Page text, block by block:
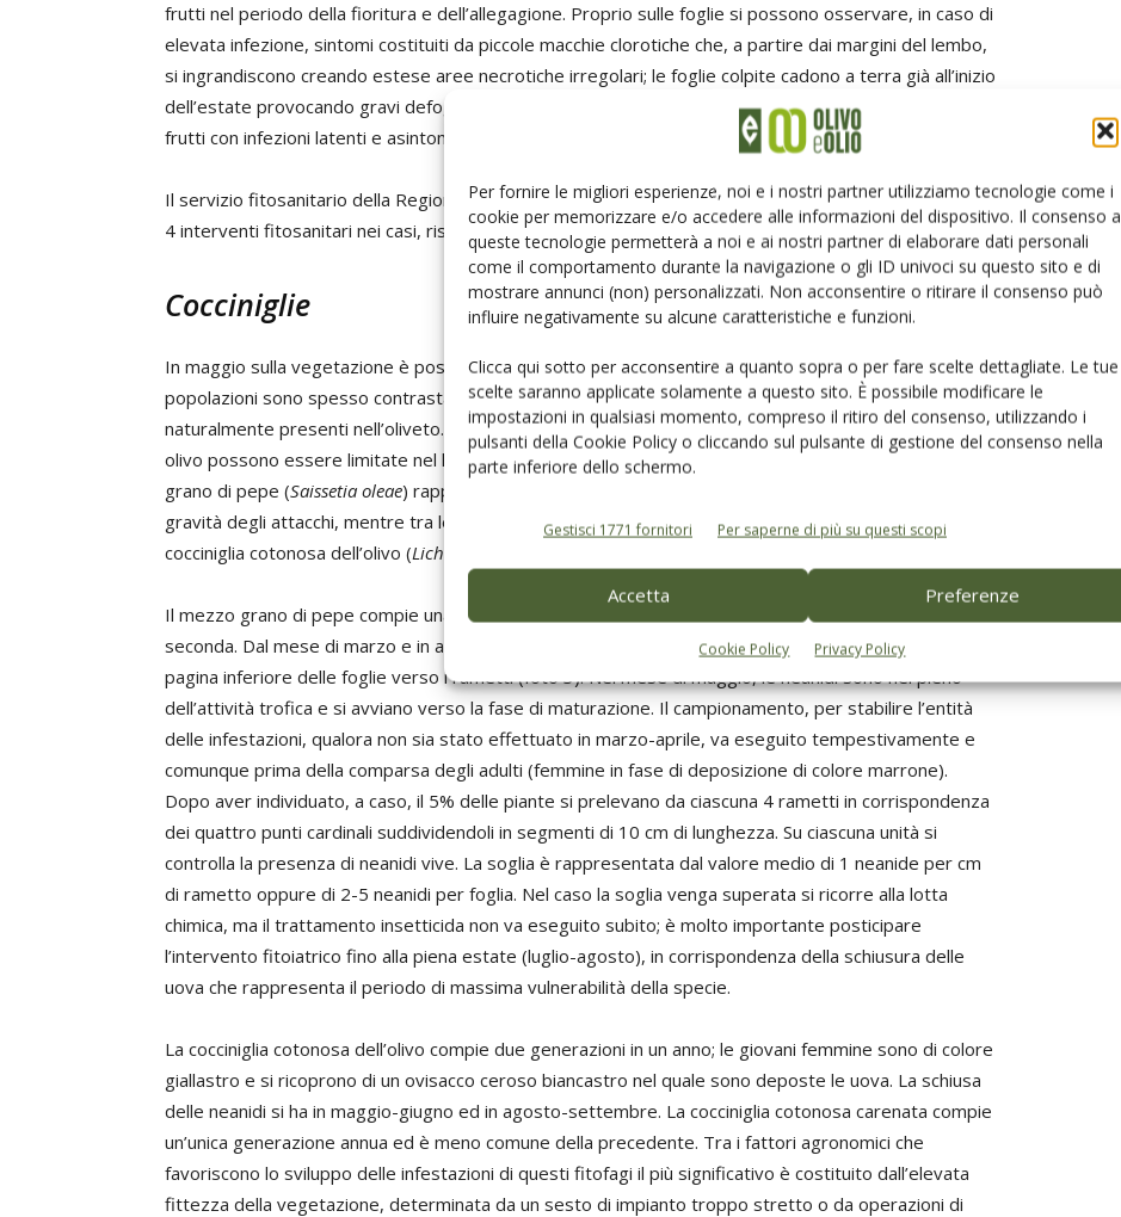
Per fornire le migliori esperienze, noi e i nostri partner utilizziamo tecnologie come i
cookie per memorizzare e/o accedere alle informazioni del dispositivo. Il consenso a
queste tecnologie permetterà a noi e ai nostri partner di elaborare dati personali
come il comportamento durante la navigazione o gli ID univoci su questo sito e di
mostrare annunci (non) personalizzati. Non acconsentire o ritirare il consenso può
influire negativamente su alcune caratteristiche e funzioni.
Clicca qui sotto per acconsentire a quanto sopra o per fare scelte dettagliate. Le tue
scelte saranno applicate solamente a questo sito. È possibile modificare le
impostazioni in qualsiasi momento, compreso il ritiro del consenso, utilizzando i
pulsanti della Cookie Policy o cliccando sul pulsante di gestione del consenso nella
parte inferiore dello schermo.
Gestisci 1771 fornitori Per saperne di più su questi scopi
Accetta Preferenze
Cookie Policy Privacy Policy
frutti nel periodo della fioritura e dell’allegagione. Proprio sulle foglie si possono osservare, in caso di
elevata infezione, sintomi costituiti da piccole macchie clorotiche che, a partire dai margini del lembo,
si ingrandiscono creando estese aree necrotiche irregolari; le foglie colpite cadono a terra già all’inizio
dell’estate provocando gravi defogliazioni e disseccamento dei rami. Il patogeno attacca invece i
frutti con infezioni latenti e asintomatiche che diventano evidenti solo a partire dall’invaiatura.
Il servizio fitosanitario della Regione Puglia, per una corretta gestione della malattia, consiglia dai 3 ai
4 interventi fitosanitari nei casi, rispettivamente, di lieve o grave entità dell’infezione.
Cocciniglie
In maggio sulla vegetazione è possibile osservare anche lo sviluppo di diversi fitofagi, le cui
popolazioni sono spesso contrastate dalla presenza di numerosi predatori e parassitoidi
naturalmente presenti nell’oliveto. Così le diverse specie di cocciniglie che infestano le coltivazioni di
olivo possono essere limitate nel loro sviluppo dall’azione di specie antagoniste. La cocciniglia mezzo
grano di pepe (Saissetia oleae) rappresenta il fitomizo più importante sia per diffusione sia per la
gravità degli attacchi, mentre tra le altre specie si ritiene opportuno citare le cocciniglie cotonose:
cocciniglia cotonosa dell’olivo (Lichtensia viburnii
Il mezzo grano di pepe compie una generazione all’anno ed in alcune zone può effettuarne anche una
seconda. Dal mese di marzo e in aprile le forme giovanili svernanti, entrano in attività, migrando dalla
pagina inferiore delle foglie verso i rametti (foto 3). Nel mese di maggio, le neanidi sono nel pieno
dell’attività trofica e si avviano verso la fase di maturazione. Il campionamento, per stabilire l’entità
delle infestazioni, qualora non sia stato effettuato in marzo-aprile, va eseguito tempestivamente e
comunque prima della comparsa degli adulti (femmine in fase di deposizione di colore marrone).
Dopo aver individuato, a caso, il 5% delle piante si prelevano da ciascuna 4 rametti in corrispondenza
dei quattro punti cardinali suddividendoli in segmenti di 10 cm di lunghezza. Su ciascuna unità si
controlla la presenza di neanidi vive. La soglia è rappresentata dal valore medio di 1 neanide per cm
di rametto oppure di 2-5 neanidi per foglia. Nel caso la soglia venga superata si ricorre alla lotta
chimica, ma il trattamento insetticida non va eseguito subito; è molto importante posticipare
l’intervento fitoiatrico fino alla piena estate (luglio-agosto), in corrispondenza della schiusura delle
uova che rappresenta il periodo di massima vulnerabilità della specie.
La cocciniglia cotonosa dell’olivo compie due generazioni in un anno; le giovani femmine sono di colore
giallastro e si ricoprono di un ovisacco ceroso biancastro nel quale sono deposte le uova. La schiusa
delle neanidi si ha in maggio-giugno ed in agosto-settembre. La cocciniglia cotonosa carenata compie
un’unica generazione annua ed è meno comune della precedente. Tra i fattori agronomici che
favoriscono lo sviluppo delle infestazioni di questi fitofagi il più significativo è costituito dall’elevata
fittezza della vegetazione, determinata da un sesto di impianto troppo stretto o da operazioni di